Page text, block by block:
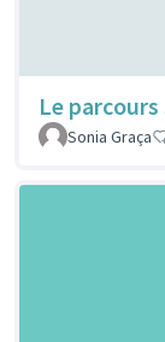
Le
Sonia Graça